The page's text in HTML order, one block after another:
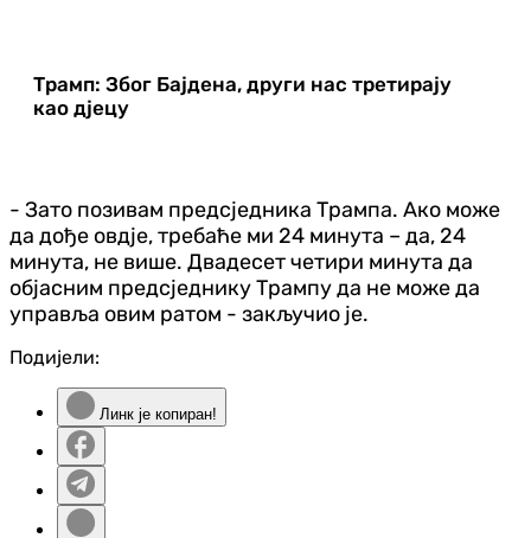
Трамп: Због Бајдена, други нас третирају
као дјецу
- Зато позивам предсједника Трампа. Ако може
да дође овд‌је, требаће ми 24 минута – да, 24
минута, не више. Двадесет четири минута да
објасним предсједнику Трампу да не може да
управља овим ратом - закључио је.
Подијели:
Линк је копиран!